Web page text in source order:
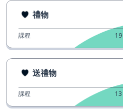
禮物
課程 19
送禮物
課程 13